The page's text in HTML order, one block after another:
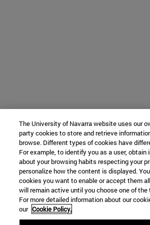
The University of Navarra website uses our
party cookies to store and retrieve
browse. Different types of cookies have
For example, to identify you as a user, obtain
about your browsing habits respecting your
personalize how the content is displayed.
cookies you want to enable or accept them
will remain active until you choose one of
For more detailed information about our
our Cookie Policy.